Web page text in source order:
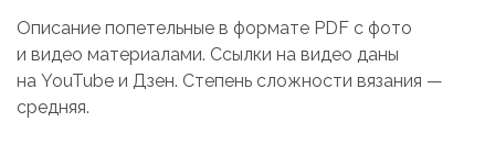
Описание попетельные в формате PDF с фото
и видео материалами. Ссылки на видео даны
на YouTube и Дзен. Степень сложности вязания —
средняя.